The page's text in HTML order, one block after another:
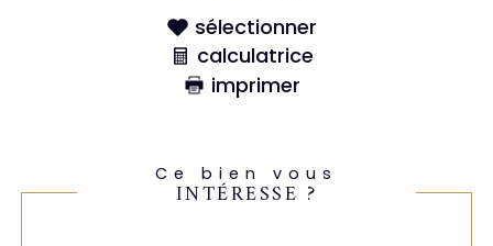
sélectionner
calculatrice
imprimer
Ce bien vous
INTÉRESSE ?